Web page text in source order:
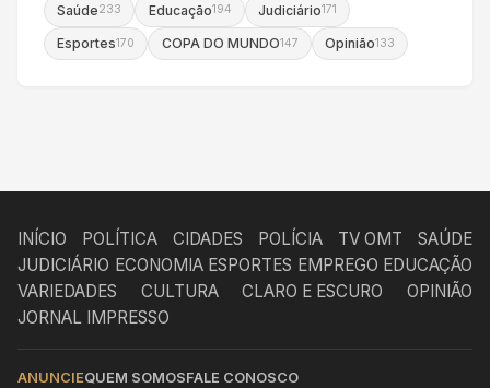
Saúde233 Educação194 Judiciário171
Esportes170 COPA DO MUNDO147 Opinião133
INÍCIO POLÍTICA CIDADES POLÍCIA TV OMT
SAÚDE
JUDICIÁRIO ECONOMIA ESPORTES EMPREGO EDUCAÇÃO
VARIEDADES
CULTURA CLARO E ESCURO
OPINIÃO
JORNAL IMPRESSO
ANUNCIEQUEM SOMOSFALE CONOSCO